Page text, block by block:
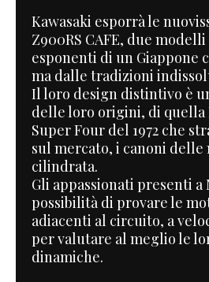
Kawasaki esporrà le
Z900RS CAFE, due
esponenti di un Giappone
ma dalle tradizioni
Il loro design distintivo è
delle loro origini, di quella
Super Four del 1972 che
sul mercato, i canoni delle
cilindrata.
Gli appassionati presenti a
possibilità di provare le
adiacenti al circuito, a
per valutare al meglio le
dinamiche.